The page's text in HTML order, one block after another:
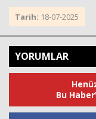
Tarih: 18-07-2025
YORUMLAR
Bu